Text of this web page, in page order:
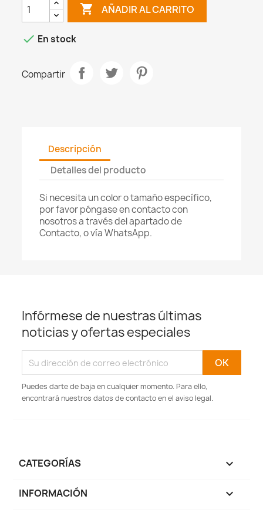
 AÑADIR AL CARRITO
 En stock
Compartir
Descripción
Detalles del producto
Si necesita un color o tamaño específico,
por favor póngase en contacto con
nosotros a través del apartado de
Contacto, o vía WhatsApp.
Infórmese de nuestras últimas
noticias y ofertas especiales
Puedes darte de baja en cualquier momento. Para ello,
encontrará nuestros datos de contacto en el aviso legal.
CATEGORÍAS 
INFORMACIÓN 